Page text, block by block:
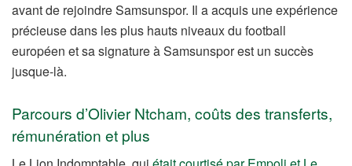
avant de rejoindre Samsunspor. Il a acquis une expérience
précieuse dans les plus hauts niveaux du football
européen et sa signature à Samsunspor est un succès
jusque-là.
Parcours d’Olivier Ntcham, coûts des transferts,
rémunération et plus